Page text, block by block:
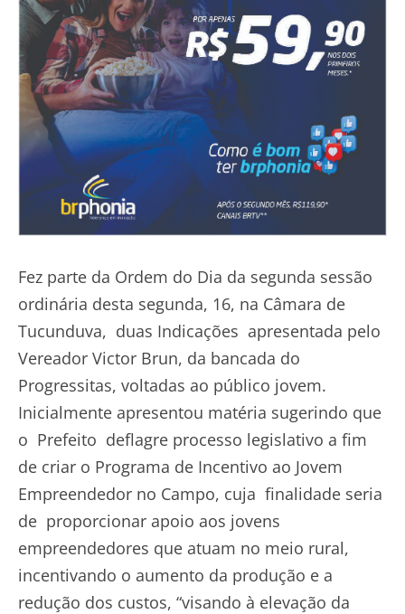
Fez parte da Ordem do Dia da segunda sessão
ordinária desta segunda, 16, na Câmara de
Tucunduva, duas Indicações apresentada pelo
Vereador Victor Brun, da bancada do
Progressitas, voltadas ao público jovem.
Inicialmente apresentou matéria sugerindo que
o Prefeito deflagre processo legislativo a fim
de criar o Programa de Incentivo ao Jovem
Empreendedor no Campo, cuja finalidade seria
de proporcionar apoio aos jovens
empreendedores que atuam no meio rural,
incentivando o aumento da produção e a
redução dos custos, “visando à elevação da